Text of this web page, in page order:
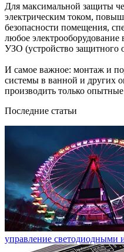
Для максимальной защиты
электрическим током,
безопасности помещения,
любое электрооборудование
УЗО (устройство защитного
И самое важное: монтаж и
системы в ванной и других
производить только
Последние статьи
управление светодиодными